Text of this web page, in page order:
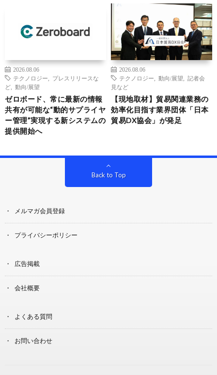
2026.08.06
テクノロジー
プレスリリースな
ど
動向/展望
ゼロボード、常に最新の情報
共有が可能な“動的サプライヤ
ー管理”実現する新システムの
提供開始へ
2026.08.06
テクノロジー
動向/展望
記者会
見など
【現地取材】貿易関連業務の
効率化目指す業界団体「日本
貿易DX協会」が発足
Back to Top
メルマガ会員登録
プライバシーポリシー
広告掲載
会社概要
よくある質問
お問い合わせ